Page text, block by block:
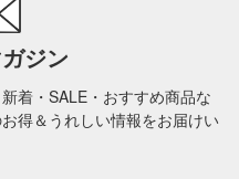
ジン
着・SALE・おすすめ商品な
得＆うれしい情報をお届けい